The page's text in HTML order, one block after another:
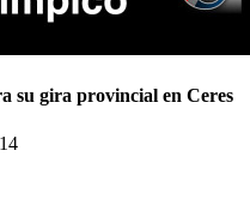
su gira provincial en Ceres